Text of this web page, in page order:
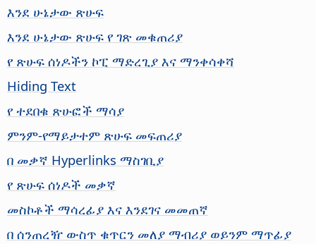
እንደ ሁኔታው ጽሁፍ
እንደ ሁኔታው ጽሁፍ የ ገጽ መቁጠሪያ
የ ጽሁፍ ሰነዶችን ኮፒ ማድረጊያ እና ማንቀሳቀሻ
Hiding Text
የ ተደበቁ ጽሁፎች ማሳያ
ምንም-የማይታተም ጽሁፍ መፍጠሪያ
በ መቃኛ Hyperlinks ማስገቢያ
የ ጽሁፍ ሰነዶች መቃኛ
መስኮቶች ማሳረፊያ እና እንደገና መመጠኛ
በ ሰንጠረዥ ውስጥ ቁጥርን መለያ ማብሪያ ወይንም ማጥፊያ